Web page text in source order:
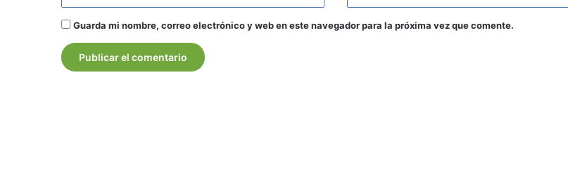
Guarda mi nombre, correo electrónico y web en este navegador para la próxima vez que comente.